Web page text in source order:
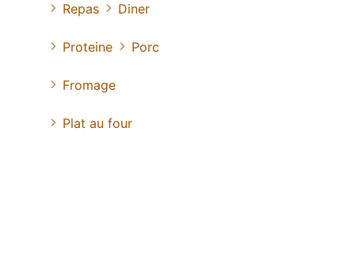
Repas Diner
Proteine Porc
Fromage
Plat au four